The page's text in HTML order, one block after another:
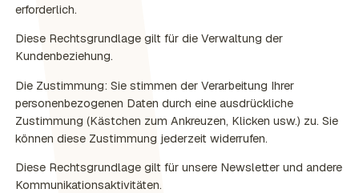
erforderlich.
Diese Rechtsgrundlage gilt für die Verwaltung der
Kundenbeziehung.
Die Zustimmung: Sie stimmen der Verarbeitung Ihrer
personenbezogenen Daten durch eine ausdrückliche
Zustimmung (Kästchen zum Ankreuzen, Klicken usw.) zu. Sie
können diese Zustimmung jederzeit widerrufen.
Diese Rechtsgrundlage gilt für unsere Newsletter und andere
Kommunikationsaktivitäten.